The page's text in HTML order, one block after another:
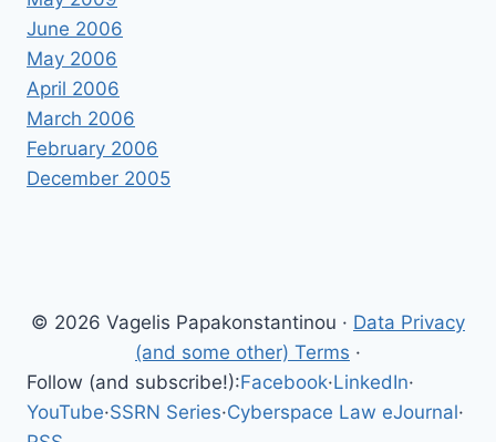
June 2006
May 2006
April 2006
March 2006
February 2006
December 2005
© 2026 Vagelis Papakonstantinou · Data Privacy
(and some other) Terms ·
Follow (and subscribe!):Facebook·LinkedIn·
YouTube·SSRN Series·Cyberspace Law eJournal·